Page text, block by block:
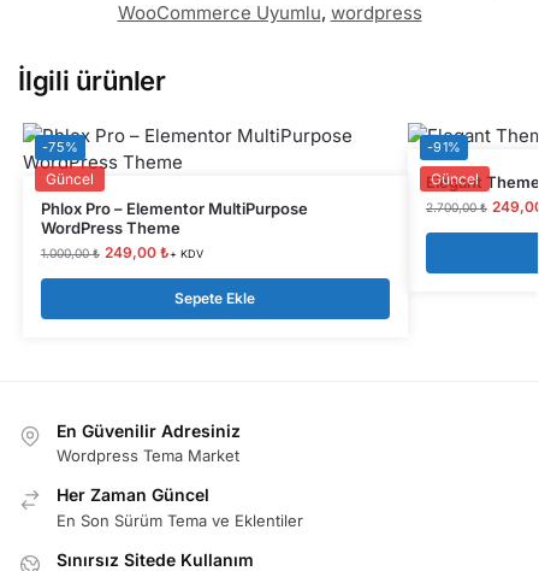
WooCommerce Uyumlu, wordpress
İlgili ürünler
-75%
Güncel
Phlox Pro – Elementor MultiPurpose
WordPress Theme
1.000,00₺ 249,00 ₺+ KDV
Sepete Ekle
-91%
Güncel
Elegant
2.700,00₺
En Güvenilir Adresiniz
Wordpress Tema Market
Her Zaman Güncel
En Son Sürüm Tema ve Eklentiler
Sınırsız Sitede Kullanım